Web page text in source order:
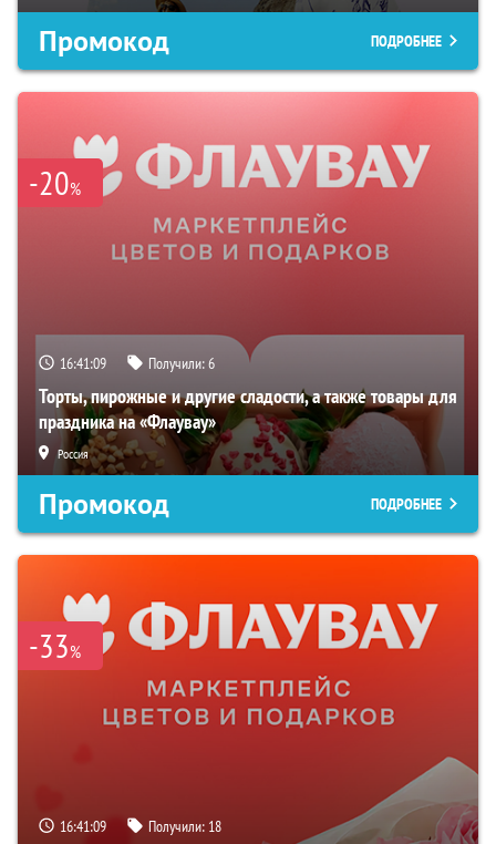
Промокод ПОДРОБНЕЕ
-20%
16:41:08 Получили:6
Торты, пирожные и другие сладости, а также товары для
праздника на «Флаувау»
Россия
Промокод ПОДРОБНЕЕ
-33%
16:41:08 Получили: 18